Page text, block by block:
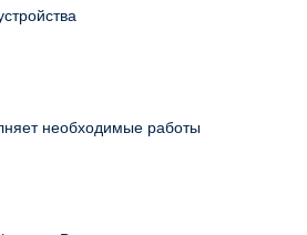
необходимые работы